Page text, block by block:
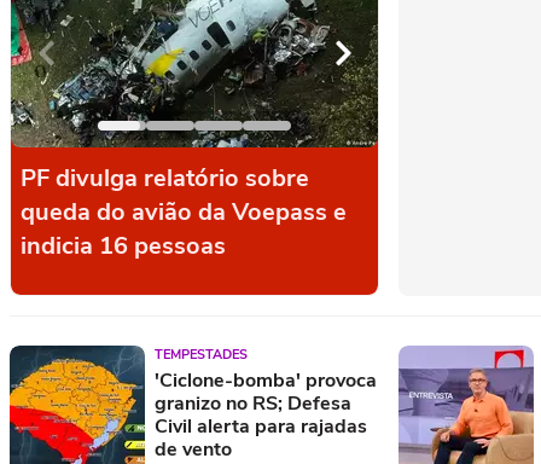
PF divulga relatório sobre
queda do avião da Voepass e
indicia 16 pessoas
TEMPESTADES
'Ciclone-bomba' provoca
granizo no RS; Defesa
Civil alerta para rajadas
de vento